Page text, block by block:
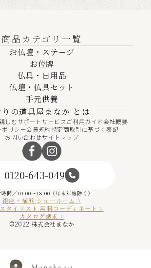
商品カテゴリ一覧
お仏壇・ステージ
お位牌
仏具・日用品
仏壇・仏具セット
手元供養
の道具屋まなか とは
しむサポートサービスご利用ガイド会社概要
ポリシー会員規約特定商取引に基づく表記
お問い合わせサイトマップ
0120-643-049
間／10:00～18:00（年末年始除く）
銀座・横浜 ショールーム >
タイリスト 無料コーディネート >
カタログ請求 >
©︎2022 株式会社まなか